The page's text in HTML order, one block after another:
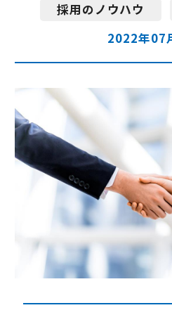
2022年07
採用のノウハウ